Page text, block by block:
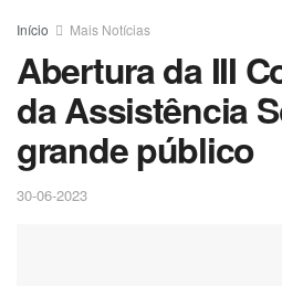
Início Mais Notícias
Abertura da III
da Assistência
grande público
30-06-2023